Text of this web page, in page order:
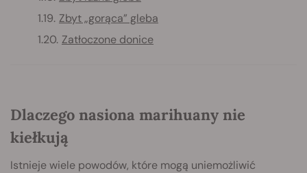
Zbyt „gorąca” gleba
Zatłoczone donice
Dlaczego nasiona marihuany nie
kiełkują
Istnieje wiele powodów, które mogą uniemożliwić